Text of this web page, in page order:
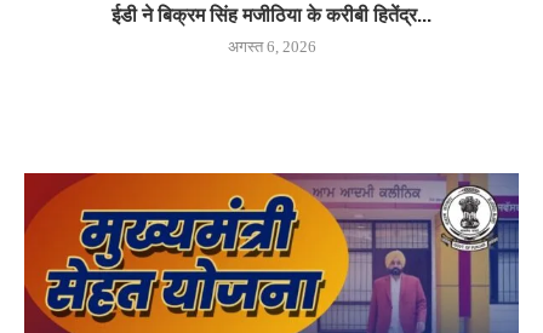
ईडी ने बिक्रम सिंह मजीठिया के करीबी हितेंद्र...
अगस्त 6, 2026